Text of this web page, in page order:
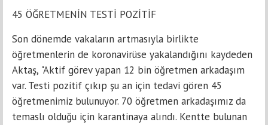
45 ÖĞRETMENİN TESTİ POZİTİF
Son dönemde vakaların artmasıyla birlikte
öğretmenlerin de koronavirüse yakalandığını kaydeden
Aktaş, "Aktif görev yapan 12 bin öğretmen arkadaşım
var. Testi pozitif çıkıp şu an için tedavi gören 45
öğretmenimiz bulunuyor. 70 öğretmen arkadaşımız da
temaslı olduğu için karantinaya alındı. Kentte bulunan